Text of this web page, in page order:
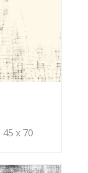
x 70